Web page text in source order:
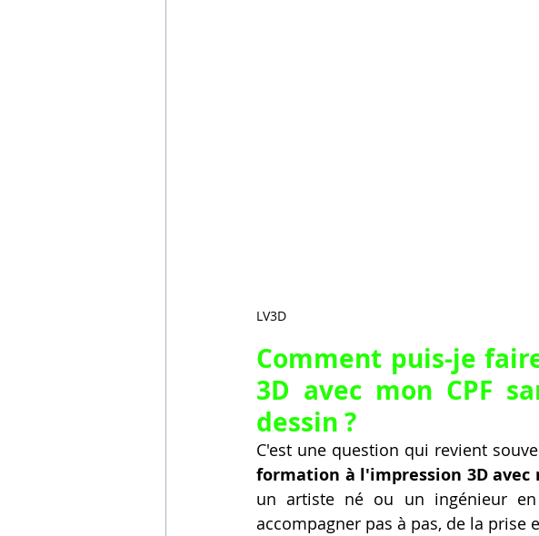
LV3D
Comment puis-je
3D avec mon CPF
dessin ?
C'est une question qui revient
formation à l'impression 3D avec
un artiste né ou un ingénieur en
accompagner pas à pas, de la